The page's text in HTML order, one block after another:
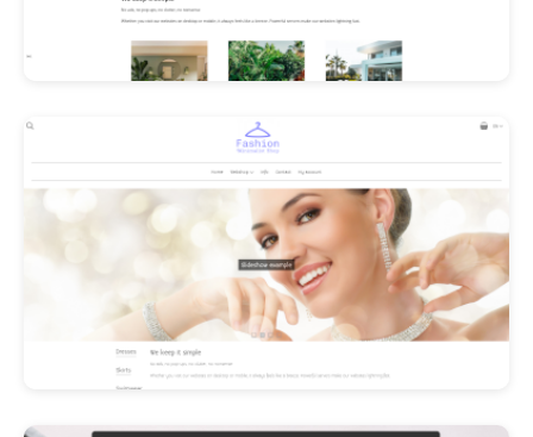
Polishangel Belgium